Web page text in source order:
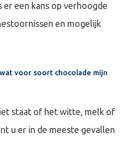
er een kans op verhoogde
en mogelijk
voor soort chocolade mijn
staat of het witte, melk of
u er in de meeste gevallen